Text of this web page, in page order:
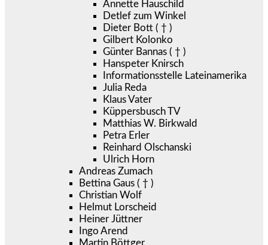
Annette Hauschild
Detlef zum Winkel
Dieter Bott ( † )
Gilbert Kolonko
Günter Bannas ( † )
Hanspeter Knirsch
Informationsstelle Lateinamerika
Julia Reda
Klaus Vater
Küppersbusch TV
Matthias W. Birkwald
Petra Erler
Reinhard Olschanski
Ulrich Horn
Andreas Zumach
Bettina Gaus ( † )
Christian Wolf
Helmut Lorscheid
Heiner Jüttner
Ingo Arend
Martin Böttger